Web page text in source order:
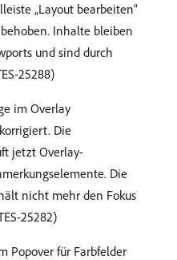
„Layout bearbeiten“
Inhalte bleiben
und sind durch
25288)
im Overlay
Die
jetzt Overlay-
Die
nicht mehr den Fokus
25282)
Popover für Farbfelder